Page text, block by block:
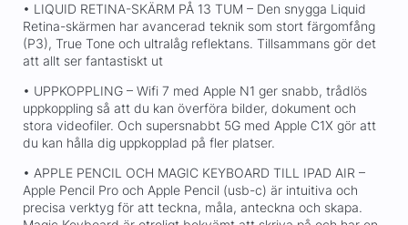
• LIQUID RETINA-SKÄRM PÅ 13 TUM – Den snygga Liquid
Retina-skärmen har avancerad teknik som stort färgomfång
(P3), True Tone och ultralåg reflektans. Tillsammans gör det
att allt ser fantastiskt ut
• UPPKOPPLING – Wifi 7 med Apple N1 ger snabb, trådlös
uppkoppling så att du kan överföra bilder, dokument och
stora videofiler. Och supersnabbt 5G med Apple C1X gör att
du kan hålla dig uppkopplad på fler platser.
• APPLE PENCIL OCH MAGIC KEYBOARD TILL IPAD AIR –
Apple Pencil Pro och Apple Pencil (usb-c) är intuitiva och
precisa verktyg för att teckna, måla, anteckna och skapa.